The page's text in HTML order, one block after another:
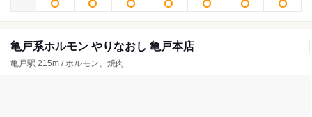
亀戸系ホルモン やりなおし 亀戸本店
亀戸駅 215m / ホルモン、焼肉